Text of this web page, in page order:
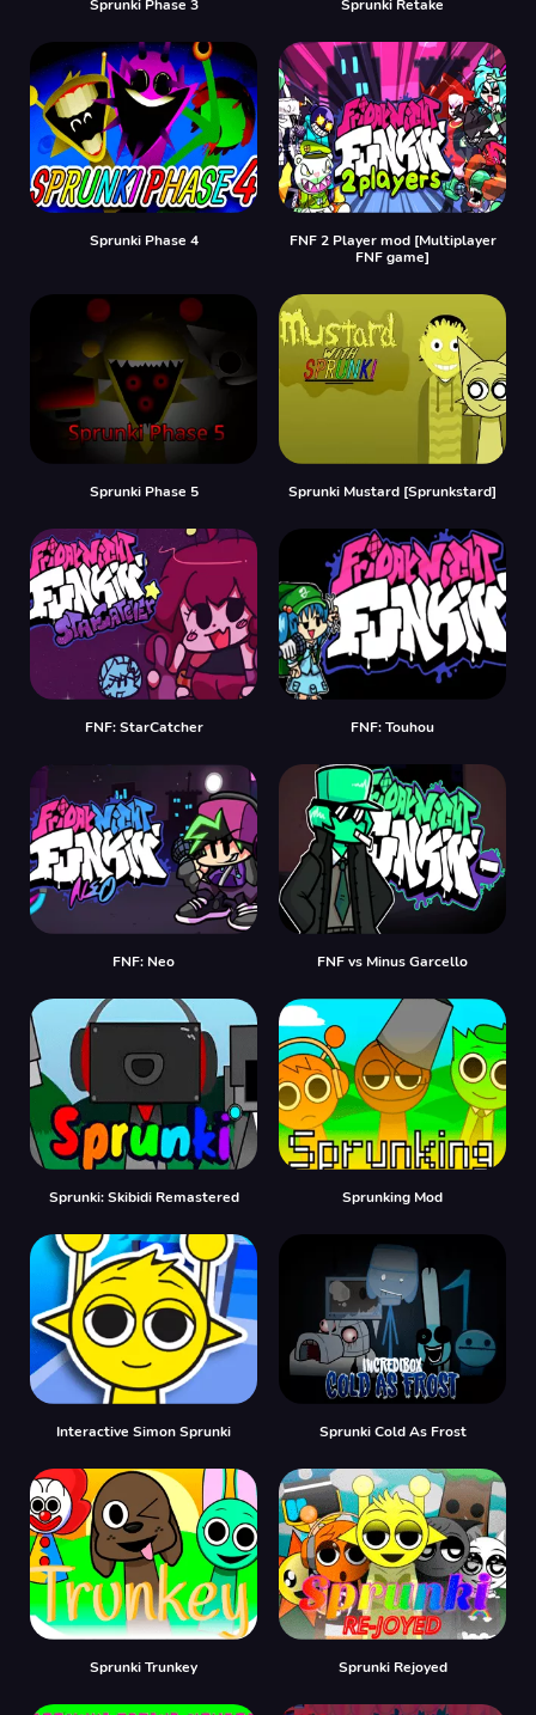
Sprunki Phase 3 Sprunki Retake
Sprunki Phase 4
FNF 2 Player mod [Multiplayer
FNF game]
Sprunki Phase 5 Sprunki Mustard [Sprunkstard]
FNF: StarCatcher FNF: Touhou
FNF: Neo FNF vs Minus Garcello
Sprunki: Skibidi Remastered Sprunking Mod
Interactive Simon Sprunki Sprunki Cold As Frost
Sprunki Trunkey Sprunki Rejoyed